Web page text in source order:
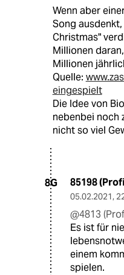
Wenn aber
Song
Christmas"
Millionen
Millionen
Quelle:
eingespielt
Die Idee von
nebenbei noch
nicht so viel
8G 85198
05.02.2021,
@4813
Es ist für
einem
spielen.